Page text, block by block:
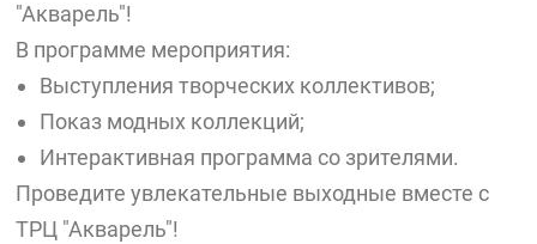
"Акварель"!
В программе мероприятия:
Выступления творческих коллективов;
Показ модных коллекций;
Интерактивная программа со зрителями.
Проведите увлекательные выходные вместе с
ТРЦ "Акварель"!